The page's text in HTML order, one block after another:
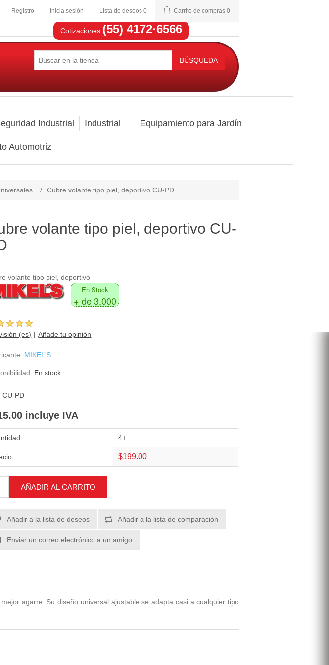
Registro Inicia sesión Lista de deseos 0 Carrito de compras 0
Cotizaciones (55) 4172·6566
BÚSQUEDA
Industrial Industrial Equipamiento para Jardín
Automotriz
/ Cubre volante tipo piel, deportivo CU-PD
volante tipo piel, deportivo CU-
volante tipo piel, deportivo
En Stock
+ de 3,000
(es) Añade tu opinión
MIKEL'S
En stock
CU-PD
incluye IVA
4+
$199.00
AÑADIR AL CARRITO
Añadir a la lista de deseos Añadir a la lista de comparación
Enviar un correo electrónico a un amigo
agarre. Su diseño universal ajustable se adapta casi a cualquier tipo